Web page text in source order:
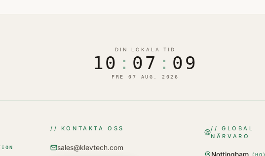
DIN LOKALA TID
10 : 07 : 09
FRE 07 AUG. 2026
// KONTAKTA OSS
sales@klevtech.com
// GLOBAL
NÄRVARO
Nottingham